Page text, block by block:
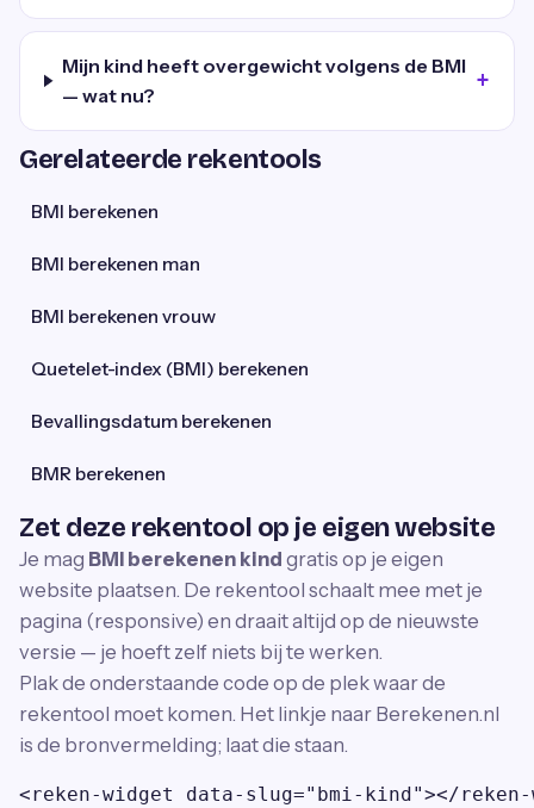
Mijn kind heeft overgewicht volgens de BMI
— wat nu?
Gerelateerde rekentools
BMI berekenen
BMI berekenen man
BMI berekenen vrouw
Quetelet-index (BMI) berekenen
Bevallingsdatum berekenen
BMR berekenen
Zet deze rekentool op je eigen website
Je mag BMI berekenen kind gratis op je eigen
website plaatsen. De rekentool schaalt mee met je
pagina (responsive) en draait altijd op de nieuwste
versie — je hoeft zelf niets bij te werken.
Plak de onderstaande code op de plek waar de
rekentool moet komen. Het linkje naar Berekenen.nl
is de bronvermelding; laat die staan.
<reken-widget data-slug="bmi-kind"></reken-